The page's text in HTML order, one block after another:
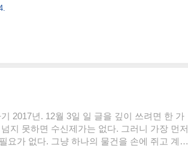
2017년. 12월 3일 일 글을 깊이 쓰려면 한 가
지 못하면 수신제가는 없다. 그러니 가장 먼저
요가 없다. 그냥 하나의 물건을 손에 쥐고 계속